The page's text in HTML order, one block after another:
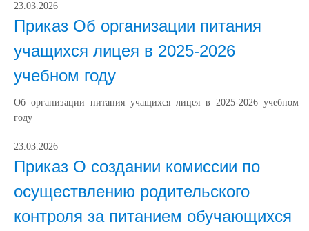
23.03.2026
Приказ Об организации питания
учащихся лицея в 2025-2026
учебном году
Об организации питания учащихся лицея в 2025-2026 учебном
году
23.03.2026
Приказ О создании комиссии по
осуществлению родительского
контроля за питанием обучающихся